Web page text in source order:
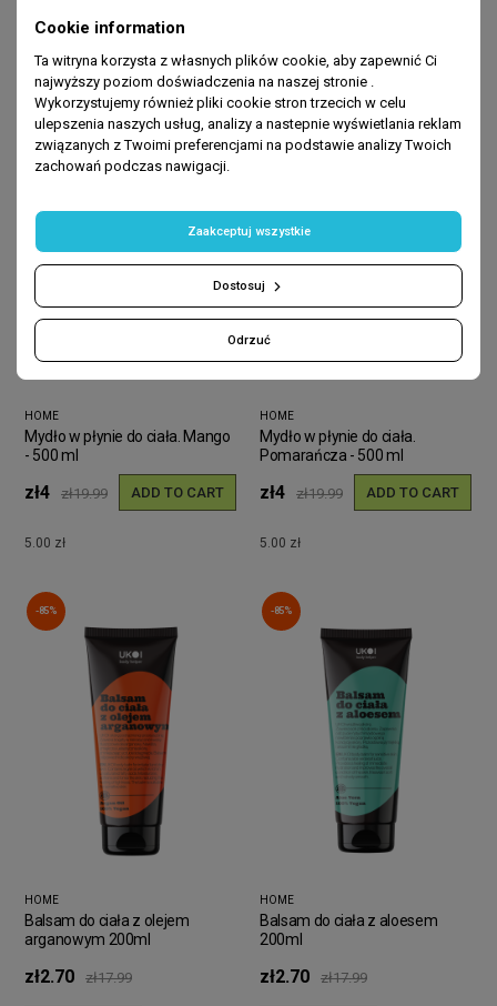
BEST SELLERS
-80%
HOME
Mydło w płynie do ciała. Mango
- 500 ml
zł4 zł19.99 ADD TO CART
5.00 zł
-80%
HOME
Mydło w płynie do ciała.
Pomarańcza - 500 ml
zł4 zł19.99 ADD TO CART
5.00 zł
-85%
HOME
Balsam do ciała z olejem
arganowym 200ml
zł2.70 zł17.99
-85%
HOME
Balsam do ciała z aloesem
200ml
zł2.70 zł17.99
Cookie information
Ta witryna korzysta z własnych plików cookie, aby zapewnić Ci
najwyższy poziom doświadczenia na naszej stronie .
Wykorzystujemy również pliki cookie stron trzecich w celu
ulepszenia naszych usług, analizy a nastepnie wyświetlania reklam
związanych z Twoimi preferencjami na podstawie analizy Twoich
zachowań podczas nawigacji.
Odrzuć
Dostosuj
Zaakceptuj wszystkie